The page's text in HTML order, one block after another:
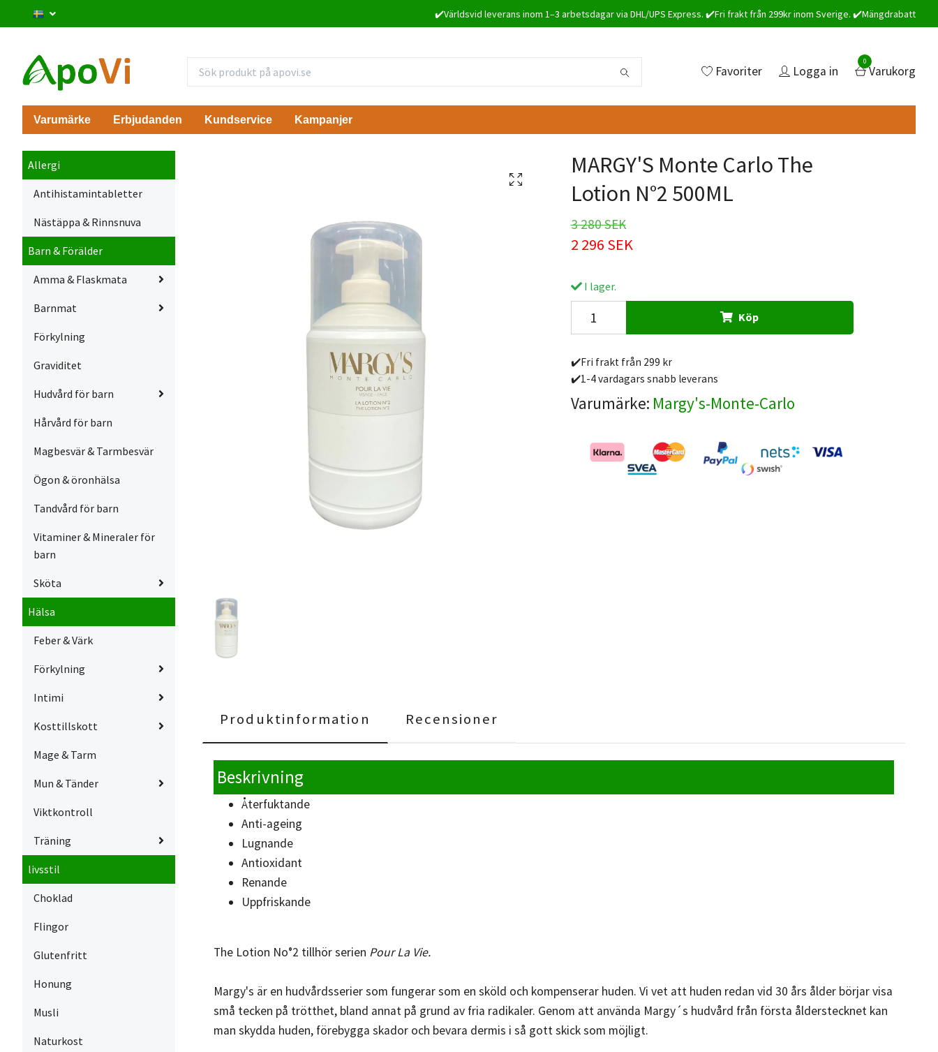
✔️Världsvid leverans inom 1–3 arbetsdagar via DHL/UPS Express. ✔️Fri frakt från 299kr inom Sverige. ✔️Mängdrabatt
Favoriter Logga in
0
Varukorg
Varumärke Erbjudanden Kundservice Kampanjer
Allergi
Antihistamintabletter
Nästäppa & Rinnsnuva
Barn & Förälder
Amma & Flaskmata
Barnmat
Förkylning
Graviditet
Hudvård för barn
Hårvård för barn
Magbesvär & Tarmbesvär
Ögon & öronhälsa
Tandvård för barn
Vitaminer & Mineraler för
barn
Sköta
Hälsa
Feber & Värk
Förkylning
Intimi
Kosttillskott
Mage & Tarm
Mun & Tänder
Viktkontroll
Träning
livsstil
Choklad
Flingor
Glutenfritt
Honung
Musli
Naturkost
MARGY'S Monte Carlo The
Lotion N°2 500ML
3 280 SEK
2 296 SEK
I lager.
Köp
✔️Fri frakt från 299 kr
✔️1-4 vardagars snabb leverans
Varumärke: Margy's-Monte-Carlo
Produktinformation Recensioner
Beskrivning
Återfuktande
Anti-ageing
Lugnande
Antioxidant
Renande
Uppfriskande
The Lotion No°2 tillhör serien Pour La Vie.
Margy's är en hudvårdsserier som fungerar som en sköld och kompenserar huden. Vi vet att huden redan vid 30 års ålder börjar visa
små tecken på trötthet, bland annat på grund av fria radikaler. Genom att använda Margy´s hudvård från första ålderstecknet kan
man skydda huden, förebygga skador och bevara dermis i så gott skick som möjligt.